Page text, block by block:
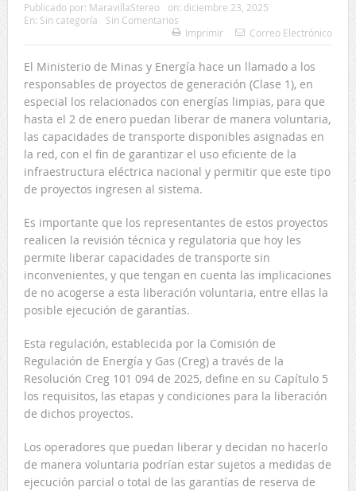
Publicado por: MaravillaStereo on: diciembre 23, 2025
En: Sin categoría
Sin Comentarios
Imprimir
Correo Electrónico
El Ministerio de Minas y Energía hace un llamado a los
responsables de proyectos de generación (Clase 1), en
especial los relacionados con energías limpias, para que
hasta el 2 de enero puedan liberar de manera voluntaria,
las capacidades de transporte disponibles asignadas en
la red, con el fin de garantizar el uso eficiente de la
infraestructura eléctrica nacional y permitir que este tipo
de proyectos ingresen al sistema.
Es importante que los representantes de estos proyectos
realicen la revisión técnica y regulatoria que hoy les
permite liberar capacidades de transporte sin
inconvenientes, y que tengan en cuenta las implicaciones
de no acogerse a esta liberación voluntaria, entre ellas la
posible ejecución de garantías.
Esta regulación, establecida por la Comisión de
Regulación de Energía y Gas (Creg) a través de la
Resolución Creg 101 094 de 2025, define en su Capítulo 5
los requisitos, las etapas y condiciones para la liberación
de dichos proyectos.
Los operadores que puedan liberar y decidan no hacerlo
de manera voluntaria podrían estar sujetos a medidas de
ejecución parcial o total de las garantías de reserva de